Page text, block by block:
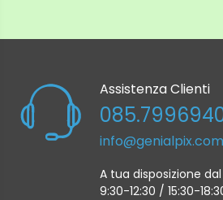
Assistenza Clienti
info@genialpix.com
A tua disposizione
9:30-12:30 / 15:30-